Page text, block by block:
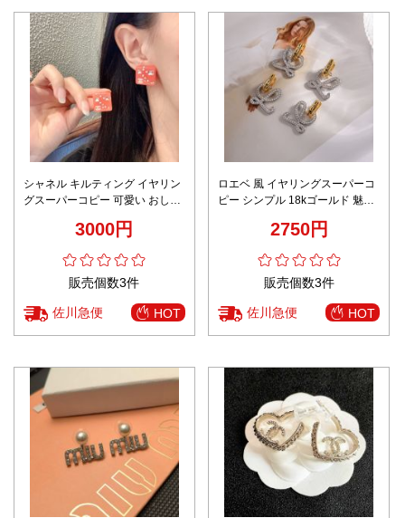
シャネル キルティング イヤリン
グスーパーコピー 可愛い おしゃ
3000円
販売個数3件
佐川急便 HOT
ロエベ 風 イヤリングスーパーコ
ピー シンプル 18kゴールド 魅力
ンド飾り 真珠飾り シルバー
2750円
販売個数3件
佐川急便 HOT